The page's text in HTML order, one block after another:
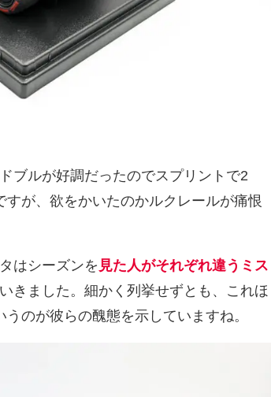
ブルが好調だったのでスプリントで2
が、欲をかいたのかルクレールが痛恨
はシーズンを 見た人がそれぞれ違うミス
きました。細かく列挙せずとも、これほ
のが彼らの醜態を示していますね。